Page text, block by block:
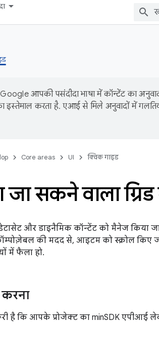
Google आपकी पसंदीदा भाषा में कॉन्टेंट का
इस्तेमाल करता है. एआई से मिले अनुवादों में
Core areas UI क्विक गाइड
जा सकने वाला ग्रिड
और डाइनैमिक कॉन्टेंट को मैनेज किया
की मदद से, आइटम को स्क्रोल
में फैला हो.
है कि आपके प्रोजेक्ट का minSDK एपीआई